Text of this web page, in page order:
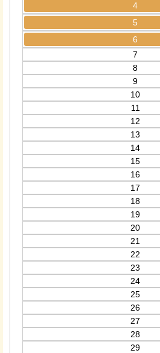
4
5
6
7
8
9
10
11
12
13
14
15
16
17
18
19
20
21
22
23
24
25
26
27
28
29